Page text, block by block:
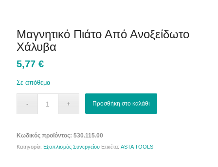
Μαγνητικό Πιάτο Από Ανοξείδωτο
Χάλυβα
5,77 €
Σε απόθεμα
Προσθήκη στο καλάθι
Κωδικός προϊόντος: 530.115.00
Κατηγορία: Εξοπλισμός Συνεργείου Ετικέτα: ASTA TOOLS